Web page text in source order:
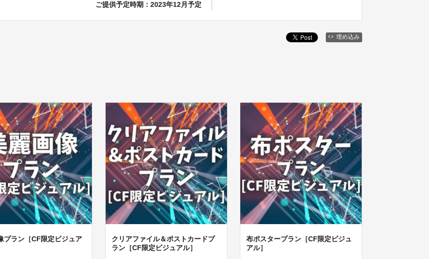
ご提供予定時期： 2023年12月予定
埋め込み
プラン［CF限定ビジュア
クリアファイル＆ポストカードプ
ラン［CF限定ビジュアル］
布ポスタープラン［CF限定ビジュ
アル］